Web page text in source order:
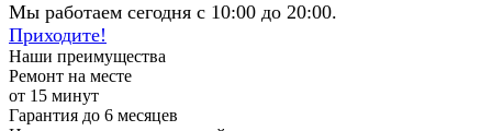
Мы работаем сегодня с 10:00 до 20:00.
Приходите!
Наши преимущества
Ремонт на месте
от 15 минут
Гарантия до 6 месяцев